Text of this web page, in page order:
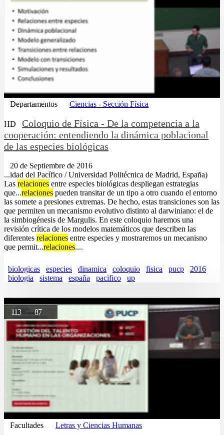
Departamentos Ciencias - Sección Física
HD
Coloquio de Física - De la competencia a la
cooperación: entendiendo la dinámica poblacional
de las especies biológicas
20 de Septiembre de 2016
...idad del Pacífico / Universidad Politécnica de Madrid, España)
Las relaciones entre especies biológicas despliegan estrategias
que...relaciones pueden transitar de un tipo a otro cuando el entorno
las somete a presiones extremas. De hecho, estas transiciones son las
que permiten un mecanismo evolutivo distinto al darwiniano: el de
la simbiogénesis de Margulis. En este coloquio haremos una
revisión crítica de los modelos matemáticos que describen las
diferentes relaciones entre especies y mostraremos un mecanisno
que permit...relaciones....
biologicas especies dinamica coloquio fisica pucp
2016
biologia
sistema españa pacifico up
113 87
Facultades Letras y Ciencias Humanas